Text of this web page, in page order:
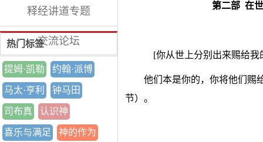
释经讲道专题
交流论坛
热门标签
提姆·凯勒 约翰·派博
马太·亨利 钟马田
司布真 认识神
喜乐与满足 神的作为
第二部 在
[你从世上分别出来赐给
他们本是你的，你将他们赐
节）。